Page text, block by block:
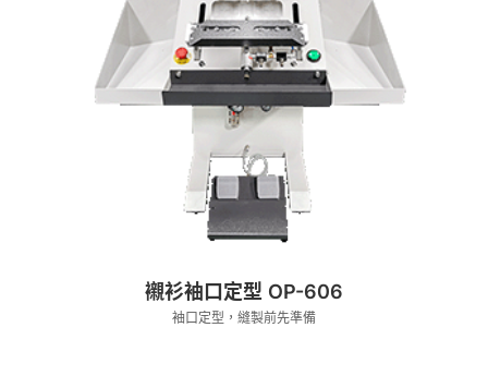
襯衫袖口定型 OP-606
袖口定型，縫製前先準備